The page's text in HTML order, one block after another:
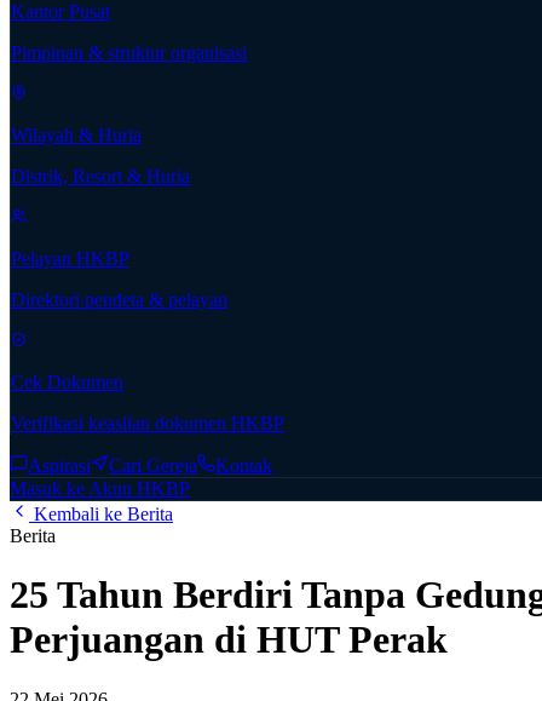
Kantor Pusat
Pimpinan & struktur organisasi
Wilayah & Huria
Distrik, Resort & Huria
Pelayan HKBP
Direktori pendeta & pelayan
Cek Dokumen
Verifikasi keaslian dokumen HKBP
Aspirasi Cari Gereja
Kontak
Masuk ke Akun HKBP
Kembali ke Berita
Berita
25 Tahun Berdiri Tanpa
Perjuangan di HUT Perak